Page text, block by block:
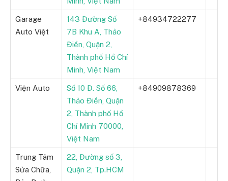
Garage
Auto Việt
143 Đường Số
7B Khu A, Thảo
Điền, Quận 2,
Thành phố Hồ Chí
Minh, Việt Nam
+84934722277
Viện Auto
Số 10 Đ. Số 66,
Thảo Điền, Quận
2, Thành phố Hồ
Chí Minh 70000,
Việt Nam
+84909878369
Trung Tâm
Sửa Chữa,
22, Đường số 3,
Quận 2, Tp.HCM